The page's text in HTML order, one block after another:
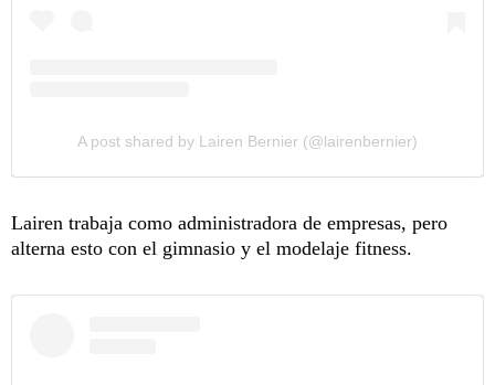
A post shared by Lairen Bernier (@lairenbernier)
Lairen trabaja como administradora de empresas, pero
alterna esto con el gimnasio y el modelaje fitness.